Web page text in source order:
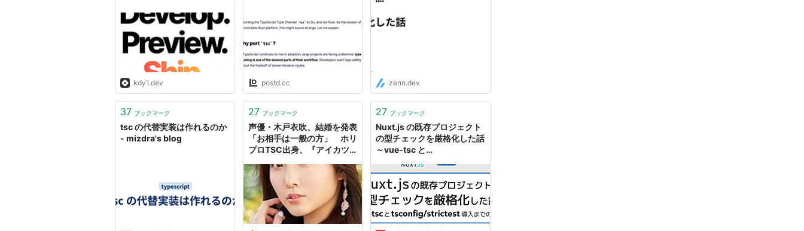
kdy1.dev postd.cc zenn.dev
37 ブックマーク
tsc の代替実装は作れるのか
- mizdra's blog
27 ブックマーク
声優・木戸衣吹、結婚を発表
「お相手は一般の方」 ホリ
プロTSC出身、『アイカツ
【コメント全文】
27 ブックマーク
Nuxt.js の既存プロジェクト
の型チェックを厳格化した話
～vue-tsc と
の道のり～ - ANDPAD Tech
Blog